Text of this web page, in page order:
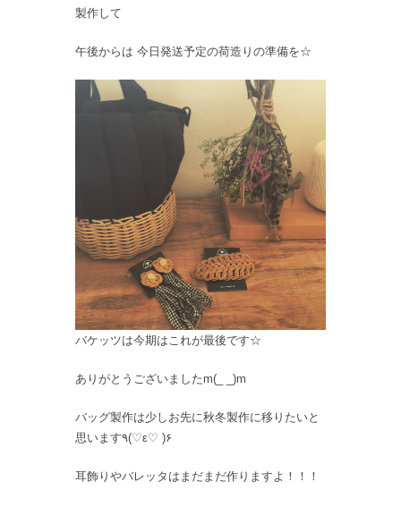
製作して
午後からは 今日発送予定の荷造りの準備を☆
バケッツは今期はこれが最後です☆
ありがとうございましたm(_ _)m
バッグ製作は少しお先に秋冬製作に移りたいと
思います٩(♡ε♡ )۶
耳飾りやバレッタはまだまだ作りますよ！！！